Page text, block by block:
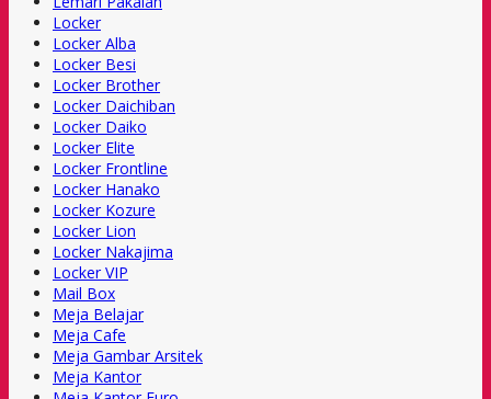
Locker
Locker Alba
Locker Besi
Locker Brother
Locker Daichiban
Locker Daiko
Locker Elite
Locker Frontline
Locker Hanako
Locker Kozure
Locker Lion
Locker Nakajima
Locker VIP
Mail Box
Meja Belajar
Meja Cafe
Meja Gambar Arsitek
Meja Kantor